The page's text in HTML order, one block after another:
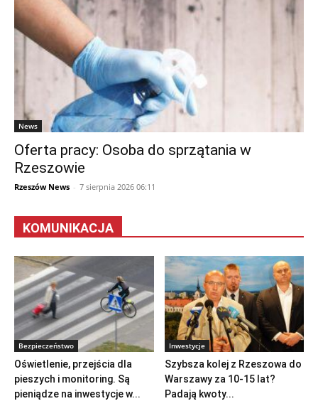
News
Oferta pracy: Osoba do sprzątania w
Rzeszowie
Rzeszów News - 7 sierpnia 2026 06:11
KOMUNIKACJA
Bezpieczeństwo
Oświetlenie, przejścia dla
pieszych i monitoring. Są
pieniądze na inwestycje w...
Inwestycje
Szybsza kolej z Rzeszowa do
Warszawy za 10-15 lat?
Padają kwoty...